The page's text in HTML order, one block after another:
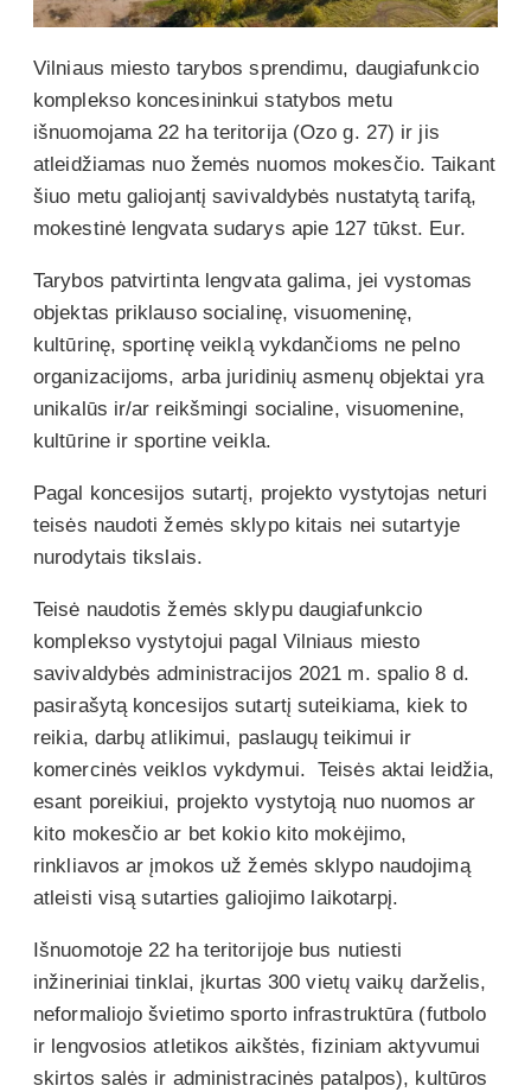
Vilniaus miesto tarybos sprendimu, daugiafunkcio
komplekso koncesininkui statybos metu
išnuomojama 22 ha teritorija (Ozo g. 27) ir jis
atleidžiamas nuo žemės nuomos mokesčio. Taikant
šiuo metu galiojantį savivaldybės nustatytą tarifą,
mokestinė lengvata sudarys apie 127 tūkst. Eur.
Tarybos patvirtinta lengvata galima, jei vystomas
objektas priklauso socialinę, visuomeninę,
kultūrinę, sportinę veiklą vykdančioms ne pelno
organizacijoms, arba juridinių asmenų objektai yra
unikalūs ir/ar reikšmingi socialine, visuomenine,
kultūrine ir sportine veikla.
Pagal koncesijos sutartį, projekto vystytojas neturi
teisės naudoti žemės sklypo kitais nei sutartyje
nurodytais tikslais.
Teisė naudotis žemės sklypu daugiafunkcio
komplekso vystytojui pagal Vilniaus miesto
savivaldybės administracijos 2021 m. spalio 8 d.
pasirašytą koncesijos sutartį suteikiama, kiek to
reikia, darbų atlikimui, paslaugų teikimui ir
komercinės veiklos vykdymui. Teisės aktai leidžia,
esant poreikiui, projekto vystytoją nuo nuomos ar
kito mokesčio ar bet kokio kito mokėjimo,
rinkliavos ar įmokos už žemės sklypo naudojimą
atleisti visą sutarties galiojimo laikotarpį.
Išnuomotoje 22 ha teritorijoje bus nutiesti
inžineriniai tinklai, įkurtas 300 vietų vaikų darželis,
neformaliojo švietimo sporto infrastruktūra (futbolo
ir lengvosios atletikos aikštės, fiziniam aktyvumui
skirtos salės ir administracinės patalpos), kultūros